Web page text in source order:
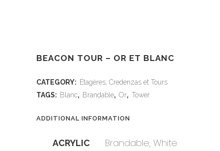
BEACON TOUR – OR ET BLANC
CATEGORY: Étagères, Credenzas et Tours
TAGS: Blanc, Brandable, Or, Tower
ADDITIONAL INFORMATION
ACRYLIC Brandable, White